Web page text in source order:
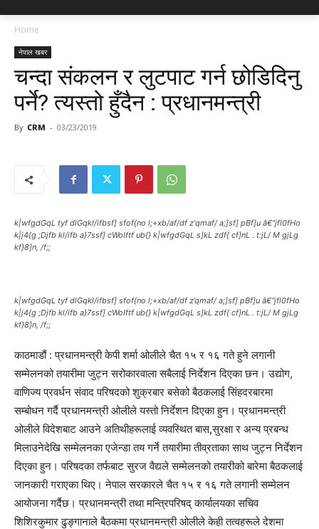
Home
नेपाल खबर
चन्दा संकलन र लुटपाट गर्न छोडिदिनु
पर्ने? त्यस्तो हुँदैन : प्रधानमन्त्री
By CRM - 03/23/2019
k|wfgdGqL tyf dlGqkl/ifbsf] sfof{no l;+xb/af/df z'qmaf/ a;]sf] pBf]u â€“jfl0fHo
k|j4{g ;Djfb kl/ifb a}7ssf] cWoIftf ub{} k|wfgdGqL s]kL zdf{ cf]nL . t:jL/ M gjLg
kf}8]n, /f;;
k|wfgdGqL tyf dlGqkl/ifbsf] sfof{no l;+xb/af/df z’qmaf/ a;]sf] pBf]u â€“jfl0fHo
k|j4{g ;Djfb kl/ifb a}7ssf] cWoIftf ub{} k|wfgdGqL s]kL zdf{ cf]nL . t:jL/ M gjLg
kf}8]n, /f;;
काठमाडौं : प्रधानमन्त्री केपी शर्मा ओलीले चैत १५ र १६ गते हुने लगानी
सम्मेलनको तयारीमा जुट्न सरोकारवाला सबैलाई निर्देशन दिएका छन। उद्योग,
वाणिज्य प्रवर्धन संवाद परिषदको शुक्रबार बसेको बैठकलाई सिंहदरबारमा
सम्बोधन गर्दै प्रधानमन्त्री ओलीले यस्तो निर्देशन दिएका हुन। प्रधानमन्त्री
ओलीले विदेशबाट आउने अतिथीहरूलाई व्यवस्थित बास,सुरक्षा र अन्य प्रबन्ध
मिलाउनेदेखि सम्मेलनका एजेन्डा तय गर्ने तयारीमा तीव्रताका साथ जुट्न निर्देशन
दिएका हुन। परिषदका तर्फबाट सुरज वैद्यले सम्मेलनको तयारीको बारेमा बैठकलाई
जानकारी गराएका थिए। नेपाल सरकारले चैत १५ र १६ गते लगानी सम्मेलन
आयोजना गर्दैछ। प्रधानमन्त्री तथा मन्त्रिपरिषद् कार्यालयका सचिव
शिशिरकुमार ढुङ्गानाले बैठकमा प्रधानमन्त्री ओलीले केही तत्वहरूले देशमा